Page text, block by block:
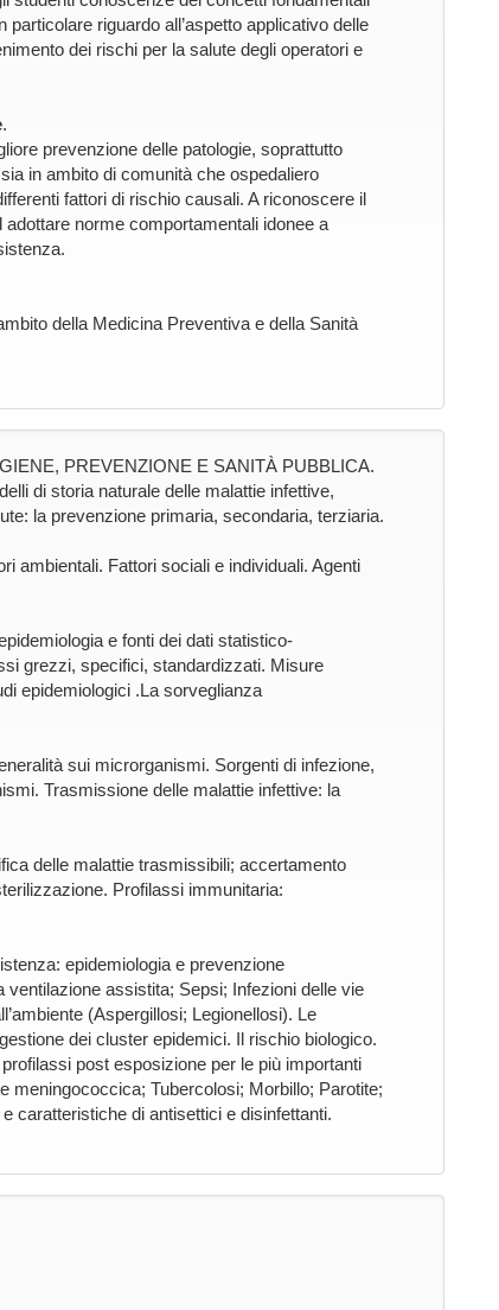
riguardo all’aspetto applicativo delle
dei rischi per la salute degli operatori e
.
prevenzione delle patologie, soprattutto
in ambito di comunità che ospedaliero
fattori di rischio causali. A riconoscere il
norme comportamentali idonee a
della Medicina Preventiva e della Sanità
PREVENZIONE E SANITÀ PUBBLICA.
di storia naturale delle malattie infettive,
la prevenzione primaria, secondaria, terziaria.
ambientali. Fattori sociali e individuali. Agenti
e fonti dei dati statistico-
grezzi, specifici, standardizzati. Misure
epidemiologici .La sorveglianza
sui microrganismi. Sorgenti di infezione,
Trasmissione delle malattie infettive: la
delle malattie trasmissibili; accertamento
Profilassi immunitaria:
epidemiologia e prevenzione
assistita; Sepsi; Infezioni delle vie
(Aspergillosi; Legionellosi). Le
dei cluster epidemici. Il rischio biologico.
post esposizione per le più importanti
meningococcica; Tubercolosi; Morbillo; Parotite;
caratteristiche di antisettici e disinfettanti.